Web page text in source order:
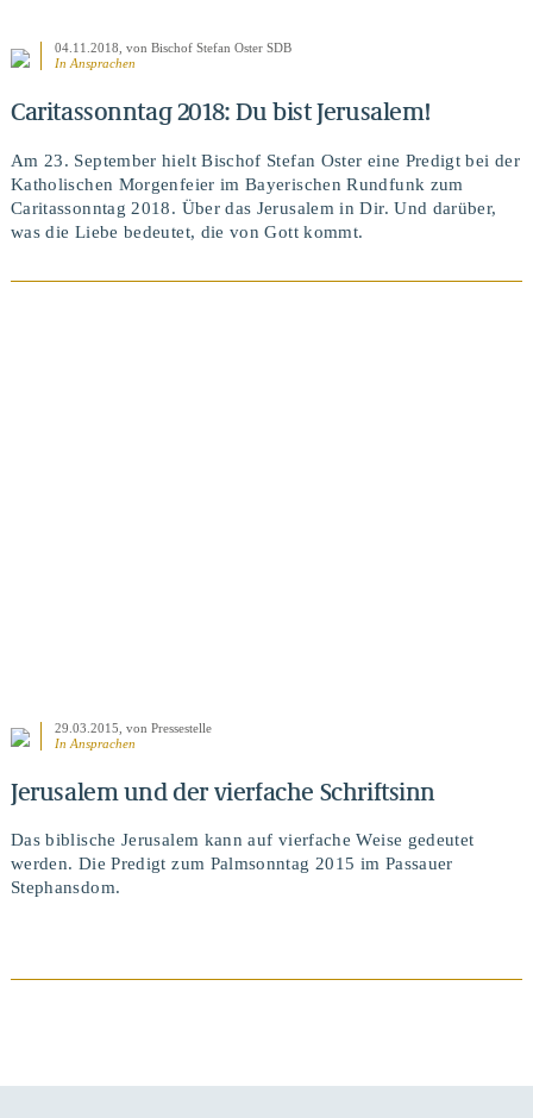
04.11.2018 , von Bischof Stefan Oster SDB
In Ansprachen
Caritassonntag 2018: Du bist Jerusalem!
Am 23. September hielt Bischof Stefan Oster eine Predigt bei der
Katholischen Morgenfeier im Bayerischen Rundfunk zum
Caritassonntag 2018. Über das Jerusalem in Dir. Und darüber,
was die Liebe bedeutet, die von Gott kommt.
29.03.2015 , von Pressestelle
In Ansprachen
Jerusalem und der vierfache Schriftsinn
Das biblische Jerusalem kann auf vierfache Weise gedeutet
werden. Die Predigt zum Palmsonntag 2015 im Passauer
Stephansdom.